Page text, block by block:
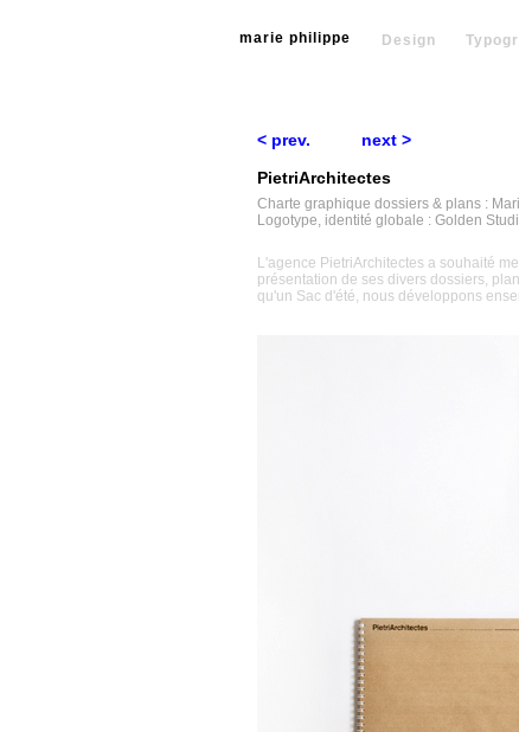
marie philippe Design
< prev.
next >
PietriArchitectes
Charte graphique dossiers & plans :
Logotype, identité globale : Golden
L'agence PietriArchitectes a souhaité
présentation de ses divers dossiers,
qu'un Sac d'été, nous développons